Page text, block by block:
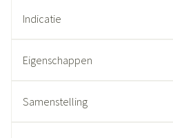
Indicatie
Eigenschappen
Samenstelling